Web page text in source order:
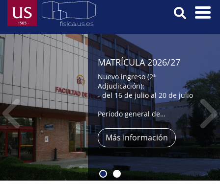
Pasar
contenido
principal
Menú
Principal
MATRÍCULA 2026/27
Nuevo ingreso (2ª
Adjudicación):
- del 16 de julio al 20 de julio
Periodo general de
automatrícula:
- del 9 al 31 de julio,
- y del 1 al 4 de septiembre
Más Información